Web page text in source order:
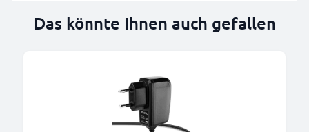
Das könnte Ihnen auch gefallen